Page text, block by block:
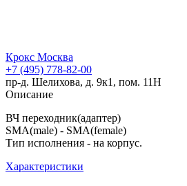
Крокс Москва
+7 (495) 778-82-00
пр-д. Шелихова, д. 9к1, пом. 11Н
Описание
ВЧ переходник(адаптер)
SMA(male) - SMA(female)
Тип исполнения - на корпус.
Характеристики